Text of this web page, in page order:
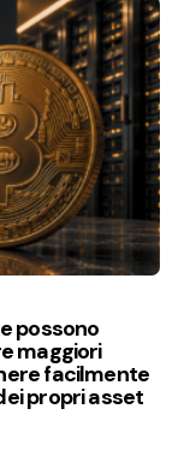
possono
maggiori
facilmente
propri asset